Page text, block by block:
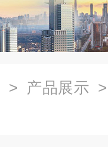
> 产品展示